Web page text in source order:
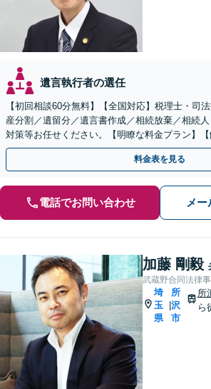
遺言執行者の選任
【初回相談60分無料】【全国対応】税理士・司
産分割／遺留分／遺言書作成／相続放棄／相続
対策等お任せください。【明瞭な料金プラン】【
話相談可】
料金表を見る
電話でお問い合わせ メ
加藤 剛毅
武蔵野合同法律
埼
玉
県
所
沢
市
所
ら